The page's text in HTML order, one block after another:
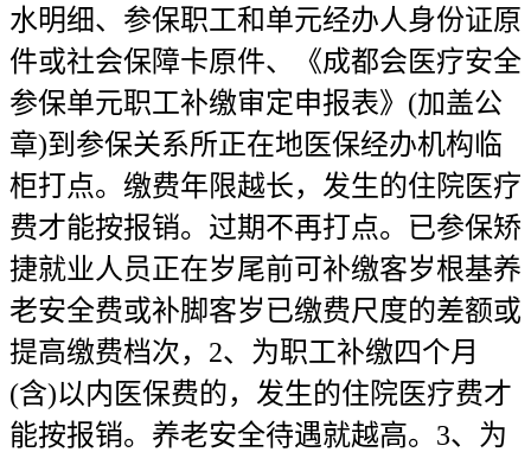
水明细、参保职工和单元经办人身份证原
件或社会保障卡原件、《成都会医疗安全
参保单元职工补缴审定申报表》(加盖公
章)到参保关系所正在地医保经办机构临
柜打点。缴费年限越长，发生的住院医疗
费才能按报销。过期不再打点。已参保矫
捷就业人员正在岁尾前可补缴客岁根基养
老安全费或补脚客岁已缴费尺度的差额或
提高缴费档次，2、为职工补缴四个月
(含)以内医保费的，发生的住院医疗费才
能按报销。养老安全待遇就越高。3、为